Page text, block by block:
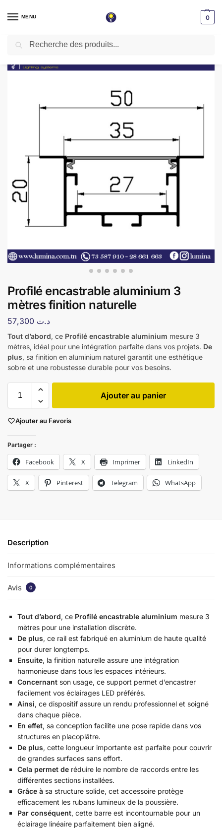
MENU 0
Accueil / Éclairage magnétique / Profilé encastrable aluminium 3 mètres finition naturelle
Profilé encastrable aluminium 3
mètres finition naturelle
د.ت
Tout d’abord, ce Profilé encastrable aluminium mesure 3
mètres, idéal pour une intégration parfaite dans vos projets. De
plus, sa finition en aluminium naturel garantit une esthétique
sobre et une robustesse durable pour vos besoins.
Ajouter au panier
Ajouter au Favoris
Partager :
Facebook X Imprimer LinkedIn
X Pinterest Telegram WhatsApp
Description
Informations complémentaires
Avis 0
Tout d’abord, ce Profilé encastrable aluminium mesure 3
mètres pour une installation discrète.
De plus, ce rail est fabriqué en aluminium de haute qualité
pour durer longtemps.
Ensuite, la finition naturelle assure une intégration
harmonieuse dans tous les espaces intérieurs.
Concernant son usage, ce support permet d’encastrer
facilement vos éclairages LED préférés.
Ainsi, ce dispositif assure un rendu professionnel et soigné
dans chaque pièce.
En effet, sa conception facilite une pose rapide dans vos
structures en placoplâtre.
De plus, cette longueur importante est parfaite pour couvrir
de grandes surfaces sans effort.
Cela permet de réduire le nombre de raccords entre les
différentes sections installées.
Grâce à sa structure solide, cet accessoire protège
efficacement les rubans lumineux de la poussière.
Par conséquent, cette barre est incontournable pour un
éclairage linéaire parfaitement bien aligné.